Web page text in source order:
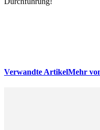
Verwandte ArtikelMehr